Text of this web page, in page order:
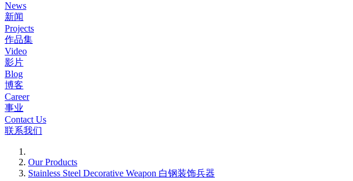
News
新闻
Projects
作品集
Video
影片
Blog
博客
Career
事业
Contact Us
联系我们
Our Products
Stainless Steel Decorative Weapon 白钢装饰兵器